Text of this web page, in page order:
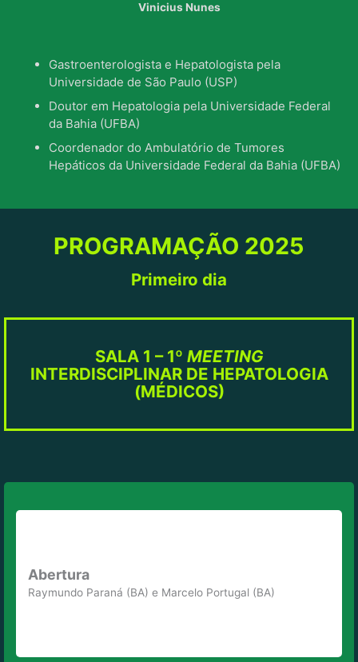
Vinicius Nunes
Gastroenterologista e Hepatologista pela
Universidade de São Paulo (USP)
Doutor em Hepatologia pela Universidade Federal
da Bahia (UFBA)
Coordenador do Ambulatório de Tumores
Hepáticos da Universidade Federal da Bahia (UFBA)
PROGRAMAÇÃO 2025
Primeiro dia
SALA 1 – 1º MEETING
INTERDISCIPLINAR DE HEPATOLOGIA
(MÉDICOS)
Abertura
Raymundo Paraná (BA) e Marcelo Portugal (BA)